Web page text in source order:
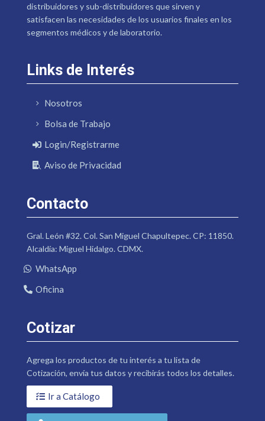
distribuidores y sub-distribuidores que sirven y
satisfacen las necesidades de los usuarios finales en los
segmentos médicos y de laboratorio.
Links de Interés
Nosotros
Bolsa de Trabajo
Login/Registrarme
Aviso de Privacidad
Contacto
Gral. León #32. Col. San Miguel Chapultepec. CP: 11850.
Alcaldía: Miguel Hidalgo. CDMX.
WhatsApp
Oficina
Cotizar
Agrega los productos de tu interés a tu lista de
Cotización, envía tus datos y recibirás todos los detalles.
Ir a Catálogo